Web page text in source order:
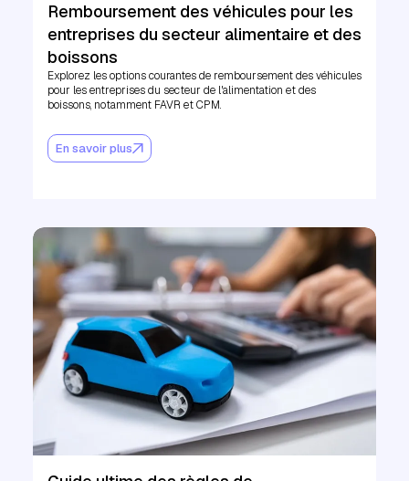
Remboursement des véhicules pour les
entreprises du secteur alimentaire et des
boissons
Explorez les options courantes de remboursement des véhicules
pour les entreprises du secteur de l'alimentation et des
boissons, notamment FAVR et CPM.
En savoir plus